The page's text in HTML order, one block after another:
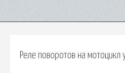
Реле поворотов на мотоцикл